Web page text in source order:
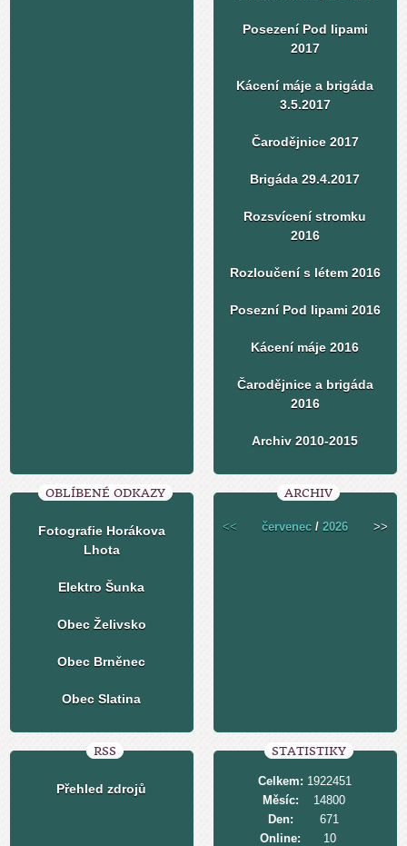
Posezení Pod lipami
2017
Kácení máje a brigáda
3.5.2017
Čarodějnice 2017
Brigáda 29.4.2017
Rozsvícení stromku
2016
Rozloučení s létem 2016
Posezní Pod lipami 2016
Kácení máje 2016
Čarodějnice a brigáda
2016
Archiv 2010-2015
OBLÍBENÉ ODKAZY
Fotografie Horákova
Lhota
Elektro Šunka
Obec Želivsko
Obec Brněnec
Obec Slatina
ARCHIV
<< červenec /2026 >>
RSS
Přehled zdrojů
STATISTIKY
Online: 10
Celkem: 1922451
Měsíc:
14800
Den:
671